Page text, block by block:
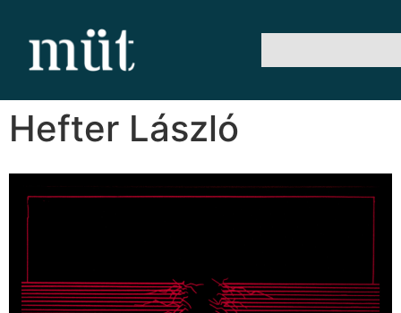
Hefter László